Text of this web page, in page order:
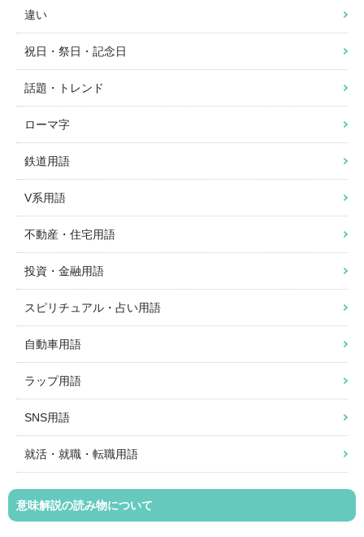
違い
祝日・祭日・記念日
話題・トレンド
ローマ字
鉄道用語
V系用語
不動産・住宅用語
投資・金融用語
スピリチュアル・占い用語
自動車用語
ラップ用語
SNS用語
就活・就職・転職用語
意味解説の読み物について